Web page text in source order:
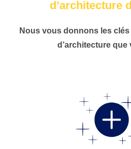
d’architecture
Nous vous donnons les clés
d’architecture que